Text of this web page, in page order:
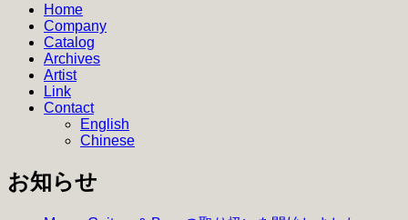
Home
Company
Catalog
Archives
Artist
Link
Contact
English
Chinese
お知らせ